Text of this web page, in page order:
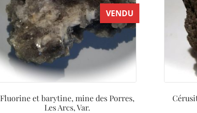
VENDU
Fluorine et barytine, mine des Porres,
Les Arcs, Var.